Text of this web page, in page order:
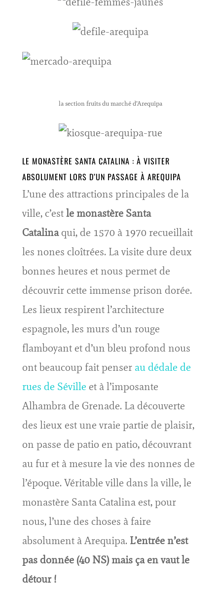
la section fruits du marché d’Arequipa
LE MONASTÈRE SANTA CATALINA : À VISITER
ABSOLUMENT LORS D’UN PASSAGE À AREQUIPA
L’une des attractions principales de la
ville, c’estle monastère Santa
Catalinaqui, de 1570 à 1970 recueillait
les nones cloîtrées. La visite dure deux
bonnes heures et nous permet de
découvrir cette immense prison dorée.
Les lieux respirent l’architecture
espagnole, les murs d’un rouge
flamboyant et d’un bleu profond nous
ont beaucoup fait penser au dédale de
rues de Séville et à l’imposante
Alhambra de Grenade. La découverte
des lieux est une vraie partie de plaisir,
on passe de patio en patio, découvrant
au fur et à mesure la vie des nonnes de
l’époque. Véritable ville dans la ville, le
monastère Santa Catalina est, pour
nous, l’une des choses à faire
absolument à Arequipa. L’entrée n’est
pas donnée (40 NS) mais ça en vaut le
détour !